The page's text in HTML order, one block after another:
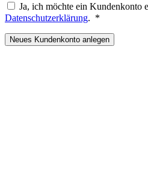
Ja, ich möchte ein Kundenkonto
Datenschutzerklärung. *
Neues Kundenkonto anlegen